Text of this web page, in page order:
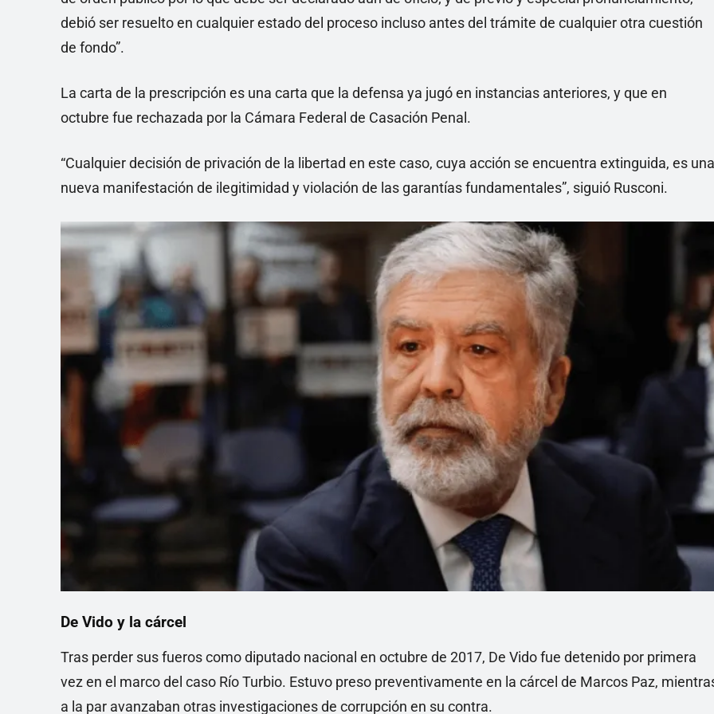
debió ser resuelto en cualquier estado del proceso incluso antes del trámite de cualquier otra cuestión
de fondo”.
La carta de la prescripción es una carta que la defensa ya jugó en instancias anteriores, y que en
octubre fue rechazada por la Cámara Federal de Casación Penal.
“Cualquier decisión de privación de la libertad en este caso, cuya acción se encuentra extinguida, es una
nueva manifestación de ilegitimidad y violación de las garantías fundamentales”, siguió Rusconi.
De Vido y la cárcel
Tras perder sus fueros como diputado nacional en octubre de 2017, De Vido fue detenido por primera
vez en el marco del caso Río Turbio. Estuvo preso preventivamente en la cárcel de Marcos Paz,
a la par avanzaban otras investigaciones de corrupción en su contra.